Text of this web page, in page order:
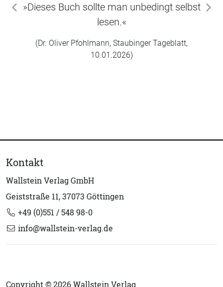
»Dieses Buch sollte man unbedingt selbst
lesen.«
(Dr. Oliver Pfohlmann, Staubinger Tageblatt,
10.01.2026)
zurück
Kontakt
Wallstein Verlag GmbH
Geiststraße 11, 37073 Göttingen
+49 (0)551 / 548 98-0
info@wallstein-verlag.de
Copyright © 2026 Wallstein Verlag